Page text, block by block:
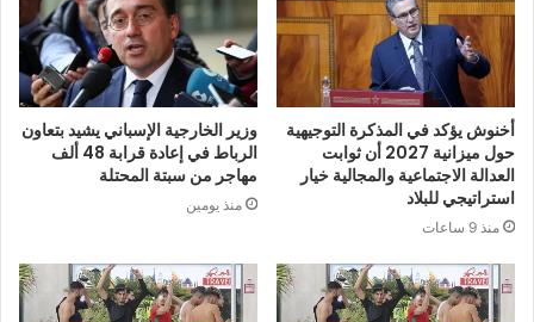
أخنوش يؤكد في المذكرة التوجيهية
حول ميزانية 2027 أن ثوابت
العدالة الاجتماعية والمجالية خيار
استراتيجي للبلاد
منذ 9 ساعات
وزير الخارجية الإسباني يشيد بتعاون
الرباط في إعادة قرابة 48 ألف
مهاجر من سبتة المحتلة
منذ يومين